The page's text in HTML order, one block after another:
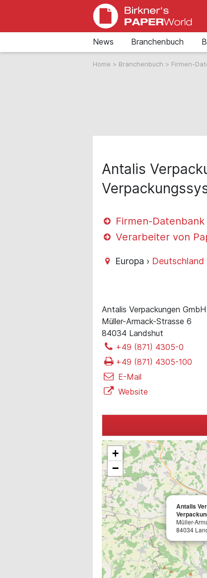
News Branchenbuch
Home > Branchenbuch > Firmen-
Antalis
Firmen-Datenbank
Verarbeiter von
Europa › Deutschland
Antalis Verpackungen
Müller-Armack-Strasse 6
84034 Landshut
+49 (871) 4305-0
+49 (871) 4305-100
E-Mail
Website
Antalis
Müller-
84034
+
−